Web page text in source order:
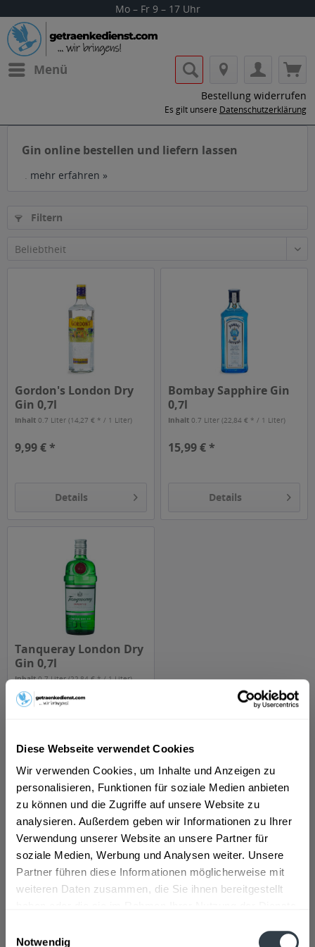
Diese Webseite verwendet Cookies
Wir verwenden Cookies, um Inhalte und Anzeigen zu
personalisieren, Funktionen für soziale Medien anbieten
zu können und die Zugriffe auf unsere Website zu
analysieren. Außerdem geben wir Informationen zu Ihrer
Verwendung unserer Website an unsere Partner für
soziale Medien, Werbung und Analysen weiter. Unsere
Partner führen diese Informationen möglicherweise mit
weiteren Daten zusammen, die Sie ihnen bereitgestellt
Notwendig
Mo – Fr 9 – 17 Uhr
Menü
Bestellung widerrufen
Es gilt unsere Datenschutzerklärung
Gin online bestellen und liefern lassen
. mehr erfahren »
Filtern
Gordon's London Dry
Gin 0,7l
Inhalt0.7 Liter(14,27 € * / 1 Liter)
9,99 € *
Details
Bombay Sapphire Gin
0,7l
Inhalt0.7 Liter(22,84 € * / 1 Liter)
15,99 € *
Details
Tanqueray London Dry
Gin 0,7l
Inhalt0.7 Liter(22,84 € * / 1 Liter)
15,99 € *
Details
Gin bei getrankedienst.com bestellen und
liefern lassen
Neben den klassischen Gin Marken wieBeefeater,
Bombay ,Gordons,Hendriks ,Monkey47,Tanquerayhaben
The Duke Gin.